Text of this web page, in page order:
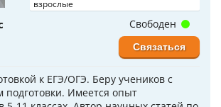
взрослые
к ЕГЭ/ОГЭ. Беру учеников с
Имеется опыт
Свободен
Связаться